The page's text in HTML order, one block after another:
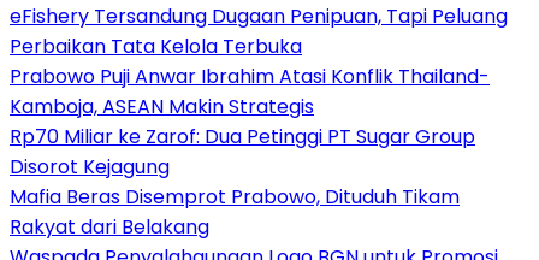
eFishery Tersandung Dugaan Penipuan, Tapi Peluang
Perbaikan Tata Kelola Terbuka
Prabowo Puji Anwar Ibrahim Atasi Konflik Thailand-
Kamboja, ASEAN Makin Strategis
Rp70 Miliar ke Zarof: Dua Petinggi PT Sugar Group
Disorot Kejagung
Mafia Beras Disemprot Prabowo, Dituduh Tikam
Rakyat dari Belakang